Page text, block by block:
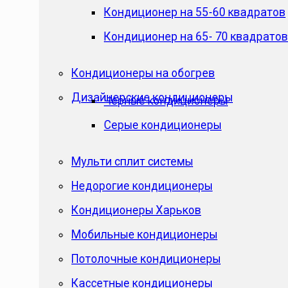
Кондиционер на 55-60 квадратов
Кондиционер на 65- 70 квадратов
Кондиционеры на обогрев
Дизайнерские кондиционеры
Черные кондиционеры
Серые кондиционеры
Мульти сплит системы
Недорогие кондиционеры
Кондиционеры Харьков
Мобильные кондиционеры
Потолочные кондиционеры
Кассетные кондиционеры